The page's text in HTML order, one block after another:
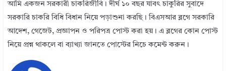
আমি একজন সরকারী চাকরিজীবি। দীর্ঘ ১০ বছর যাবৎ চাকুরির সুবাদে
সরকারি চাকরি বিধি বিধান নিয়ে পড়াশুনা করছি। বিএসআর ব্লগে সরকারি
আদেশ, গেজেট, প্রজ্ঞাপন ও পরিপত্র পোস্ট করা হয়। এ ব্লগের কোন পোস্ট
নিয়ে প্রশ্ন থাকলে বা ব্যাখ্যা জানতে পোস্টের নিচে কমেন্ট করুন।